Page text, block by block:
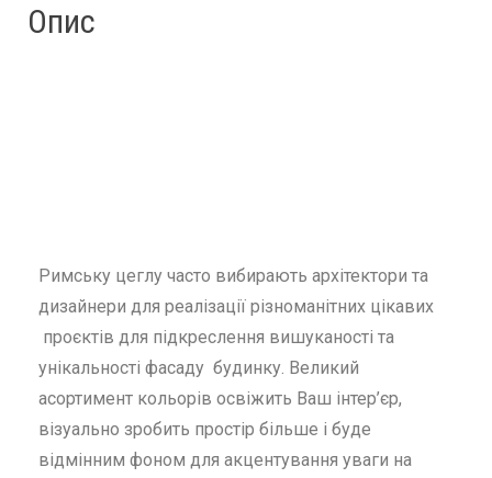
Опис
Римську цеглу часто вибирають архітектори та
дизайнери для реалізації різноманітних цікавих
проєктів для підкреслення вишуканості та
унікальності фасаду будинку. Великий
асортимент кольорів освіжить Ваш інтер’єр,
візуально зробить простір більше і буде
відмінним фоном для акцентування уваги на